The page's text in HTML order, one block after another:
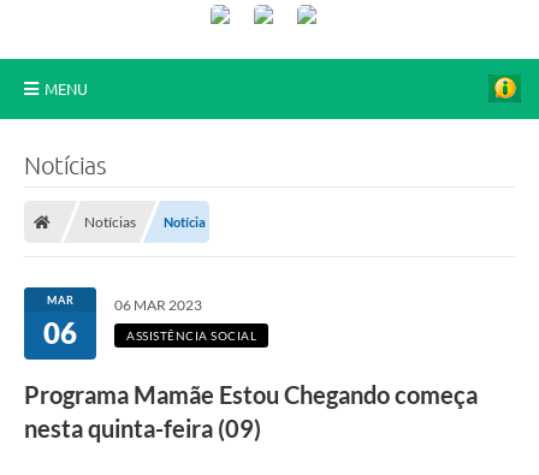
MENU
Transparência
Câmara Municipal
e-SIC
Notícias
Notícias Notícia
MAR
06
06 MAR 2023
ASSISTÊNCIA SOCIAL
Programa Mamãe Estou Chegando começa
nesta quinta-feira (09)